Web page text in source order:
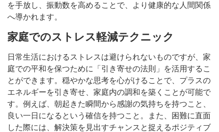
を手放し、振動数を高めることで、より健康的な人間関係
へ導かれます。
家庭でのストレス軽減テクニック
日常生活におけるストレスは避けられないものですが、家
庭での平和を保つために「引き寄せの法則」を活用するこ
とができます。穏やかな思考を心がけることで、プラスの
エネルギーを引き寄せ、家庭内の調和を築くことが可能で
す。例えば、朝起きた瞬間から感謝の気持ちを持つこと、
良い一日になるという確信を持つこと。また、困難に直面
した際には、解決策を見出すチャンスと捉えるポジティブ